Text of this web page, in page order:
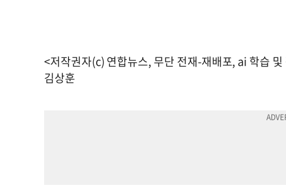
<저작권자(c) 연합뉴스, 무단 전재-재배포, ai 학습
김상훈